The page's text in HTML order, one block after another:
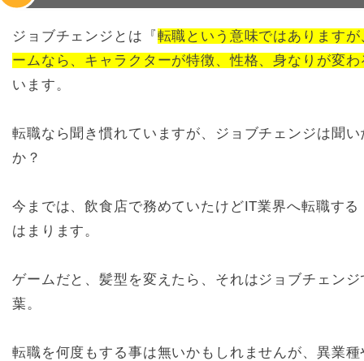
ジョブチェンジとは『転職という意味ではあります
ームなら、キャラクターが特徴、性格、身なりが変
います。
転職なら聞き慣れていますが、ジョブチェンジは聞
か？
今までは、飲食店で務めていたけどIT業界へ転職す
はまります。
ゲームだと、髪型を変えたら、それはジョブチェン
葉。
転職を何度もする事は無いかもしれませんが、異業